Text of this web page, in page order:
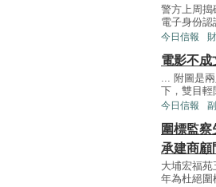
警方上周搗
電子身份
今日信報
電影不成
... 附圖是
下，雙目輕
今日信報
圍標監
承建商顧
大埔宏福
年為杜絕圍